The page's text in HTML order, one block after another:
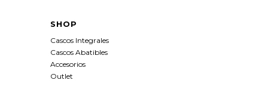
SHOP
Cascos Integrales
Cascos Abatibles
Accesorios
Outlet